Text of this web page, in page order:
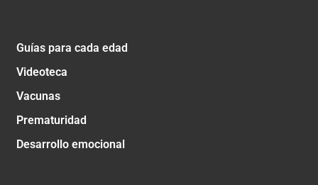
Guías para cada edad
Videoteca
Vacunas
Prematuridad
Desarrollo emocional